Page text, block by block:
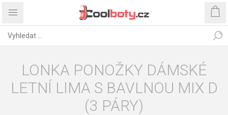
LONKA PONOŽKY DÁMSKÉ
LETNÍ LIMA S BAVLNOU MIX D
(3 PÁRY)